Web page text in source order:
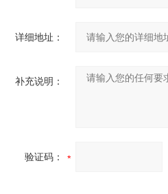
详细地址：
补充说明：
验证码：